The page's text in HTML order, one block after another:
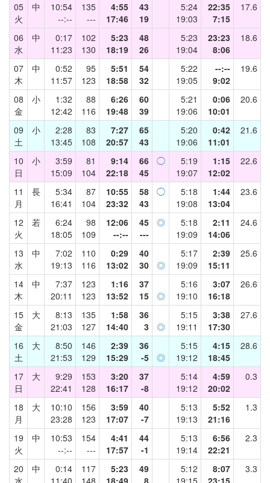
05
火
中
10:54
--:--
135
---
4:55
17:46
43
19
5:24
19:03
22:35
7:15
17.6
06
水
中
0:17
11:23
102
130
5:23
18:19
48
26
5:23
19:04
23:23
8:06
18.6
07
木
中
0:52
11:57
95
123
5:51
18:58
54
32
5:22
19:05
--:--
9:02
19.6
08
金
小
1:32
12:42
88
116
6:26
19:48
60
39
5:21
19:06
0:06
10:01
20.6
09
土
小
2:28
13:45
83
108
7:27
20:57
65
43
5:20
19:06
0:42
11:01
21.6
10
日
小
3:59
15:09
81
104
9:14
22:18
66
45
◯
5:19
19:07
1:15
12:02
22.6
11
月
長
5:34
16:41
87
104
10:55
23:32
58
43
◯
5:18
19:08
1:44
13:04
23.6
12
火
若
6:24
18:05
98
109
12:06
--:--
45
---
◎
5:18
19:09
2:11
14:06
24.6
13
水
中
7:02
19:13
110
116
0:29
13:02
40
30
◎
5:17
19:09
2:39
15:11
25.6
14
木
中
7:37
20:11
123
123
1:16
13:52
37
15
◎
5:16
19:10
3:07
16:18
26.6
15
金
大
8:13
21:03
135
127
1:58
14:40
36
3
◎
5:15
19:11
3:38
17:30
27.6
16
土
大
8:50
21:53
146
129
2:39
15:29
36
-5
◎
5:15
19:12
4:15
18:45
28.6
17
日
大
9:29
22:41
153
128
3:20
16:17
37
-8
5:14
19:12
4:59
20:02
0.3
18
月
大
10:10
23:28
156
123
3:59
17:07
40
-7
5:13
19:13
5:52
21:16
1.3
19
火
中
10:53
--:--
154
---
4:41
17:57
44
-1
5:13
19:14
6:56
22:21
2.3
20
水
中
0:14
11:40
117
148
5:23
18:49
49
8
5:12
19:15
8:07
23:15
3.3